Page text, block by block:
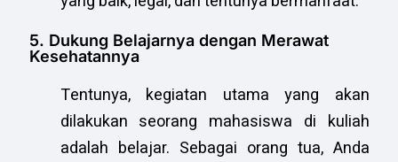
5. Dukung Belajarnya dengan Merawat
Kesehatannya
Tentunya, kegiatan utama yang akan
dilakukan seorang mahasiswa di kuliah
adalah belajar. Sebagai orang tua, Anda